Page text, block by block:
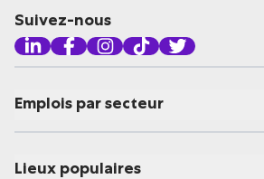
Suivez-nous
Emplois par secteur
Lieux populaires